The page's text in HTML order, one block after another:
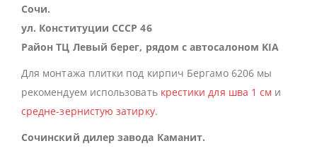
Сочи.
ул. Конституции СССР 46
Район ТЦ Левый берег, рядом с автосалоном KIA
Для монтажа плитки под кирпич Бергамо 6206 мы
рекомендуем использовать крестики для шва 1 см и
средне-зернистую затирку.
Сочинский дилер завода Каманит.